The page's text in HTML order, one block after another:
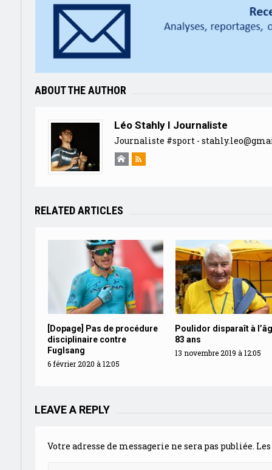
ABOUT THE AUTHOR
Léo Stahly I Journaliste
Journaliste #sport -
RELATED ARTICLES
[Dopage] Pas de procédure
disciplinaire contre
Fuglsang
6 février 2020 à 12:05
Poulidor disparaît à
83 ans
13 novembre 2019 à 12:05
LEAVE A REPLY
Votre adresse de messagerie ne sera pas publiée.